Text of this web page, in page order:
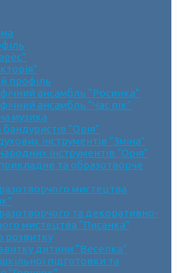
профіль
ансамбль “Росинка”
ансамбль “Час пік”
музика
“Орія”
інструментів “Зміна”
інструментів “Орія”
та образотворче
мистецтва
та декоративно-
мистецтва “Писанка”
розвитку
дитини “Веселка”
підготовки та